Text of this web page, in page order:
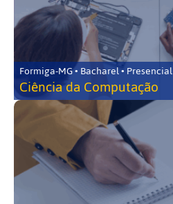
Formiga-MG • Bacharel • Presencial
Ciência da Computação